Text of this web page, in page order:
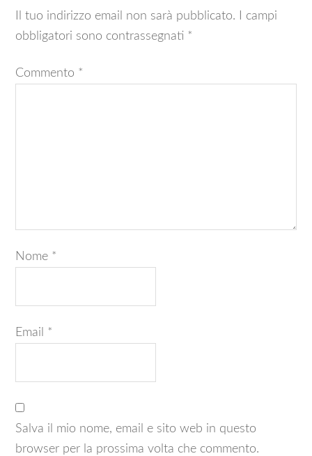
Il tuo indirizzo email non sarà pubblicato.
I campi
obbligatori sono contrassegnati *
Commento *
Nome *
Email *
Salva il mio nome, email e sito web in questo
browser per la prossima volta che commento.